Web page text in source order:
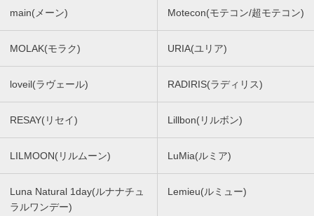
main(メーン) Motecon(モテコン/超モテコン)
MOLAK(モラク) URIA(ユリア)
loveil(ラヴェール) RADIRIS(ラディリス)
RESAY(リセイ) Lillbon(リルボン)
LILMOON(リルムーン) LuMia(ルミア)
Luna Natural 1day(ルナナチュ
ラルワンデー)
Lemieu(ルミュー)